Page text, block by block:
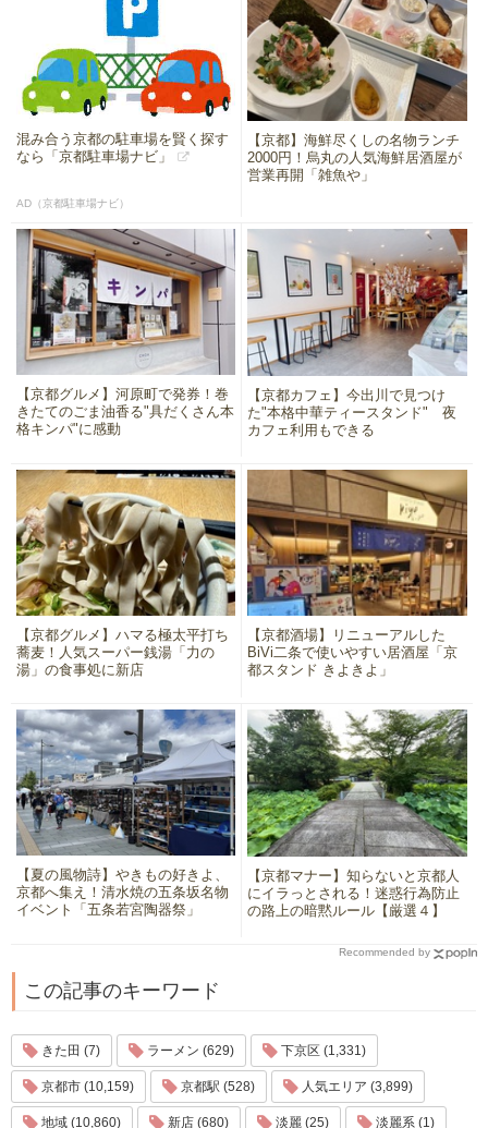
混み合う京都の駐車場を賢く探す
なら「京都駐車場ナビ」
AD（京都駐車場ナビ）
【京都】海鮮尽くしの名物ランチ
2000円！烏丸の人気海鮮居酒屋が
営業再開「雑魚や」
【京都グルメ】河原町で発券！巻
きたてのごま油香る"具だくさん本
格キンパ"に感動
【京都カフェ】今出川で見つけ
た"本格中華ティースタンド" 夜
カフェ利用もできる
【京都グルメ】ハマる極太平打ち
蕎麦！人気スーパー銭湯「力の
湯」の食事処に新店
【京都酒場】リニューアルした
BiVi二条で使いやすい居酒屋「京
都スタンド きよきよ」
【夏の風物詩】やきもの好きよ、
京都へ集え！清水焼の五条坂名物
イベント「五条若宮陶器祭」
【京都マナー】知らないと京都人
にイラっとされる！迷惑行為防止
の路上の暗黙ルール【厳選４】
Recommended by
この記事のキーワード
きた田 (7) ラーメン (629) 下京区 (1,331)
京都市 (10,159) 京都駅 (528) 人気エリア (3,899)
地域 (10,860) 新店 (680) 淡麗 (25) 淡麗系 (1)